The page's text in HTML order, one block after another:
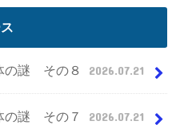
の謎 その８ 2026.07.21
の謎 その７ 2026.07.21